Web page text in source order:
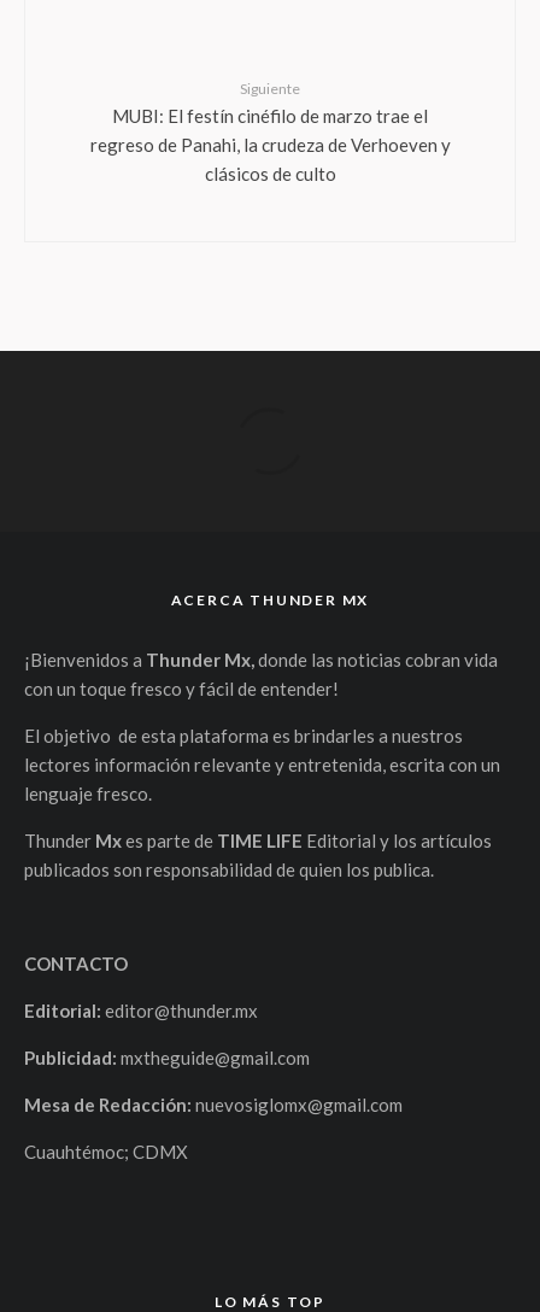
Siguiente
MUBI: El festín cinéfilo de marzo trae el
regreso de Panahi, la crudeza de Verhoeven y
clásicos de culto
ACERCA THUNDER MX
¡Bienvenidos a Thunder Mx,donde las noticias cobran vida
con un toque fresco y fácil de entender!
El objetivo de esta plataforma es brindarles a nuestros
lectores información relevante y entretenida, escrita con un
lenguaje fresco.
Thunder Mxes parte de TIME LIFE Editorial y los artículos
publicados son responsabilidad de quien los publica.
CONTACTO
Editorial: editor@thunder.mx
Publicidad: mxtheguide@gmail.com
Mesa de Redacción: nuevosiglomx@gmail.com
Cuauhtémoc; CDMX
LO MÁS TOP